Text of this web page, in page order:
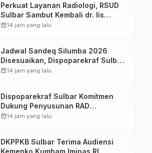
Perkuat Layanan Radiologi, RSUD
Sulbar Sambut Kembali dr. Iis
Imelda, Sp.Rad
calendar_month14 jam yang lalu
Jadwal Sandeq Silumba 2026
Disesuaikan, Dispoparekraf Sulbar
Pastikan Persiapan Tetap
calendar_month14 jam yang lalu
Dispoparekraf Sulbar Komitmen
Dukung Penyusunan RAD
TPB/SDGs Sulawesi Barat
calendar_month14 jam yang lalu
DKPPKB Sulbar Terima Audiensi
Kemenko Kumham Imipas RI,